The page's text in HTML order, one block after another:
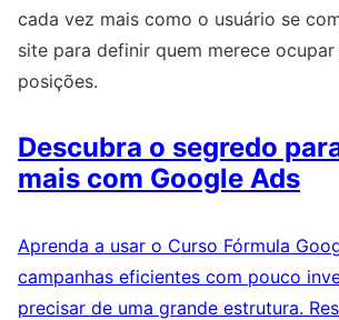
cada vez mais como o usuário se
site para definir quem merece
posições.
Descubra o segredo
mais com Google Ads
Aprenda a usar o Curso Fórmula
campanhas eficientes com pouco
precisar de uma grande estrutura.